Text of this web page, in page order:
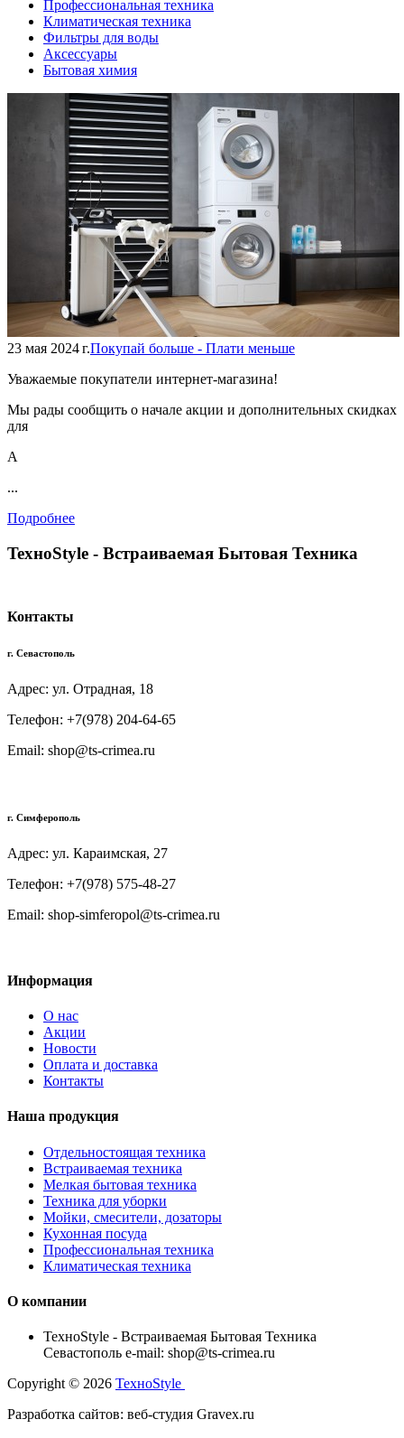
Профессиональная техника
Климатическая техника
Фильтры для воды
Аксессуары
Бытовая химия
23 мая 2024 г.Покупай больше - Плати меньше
Уважаемые покупатели интернет-магазина!
Мы рады сообщить о начале акции и дополнительных скидках
для
А
...
Подробнее
TexноStyle - Встраиваемая Бытовая Техника
Контакты
г. Севастополь
Адрес: ул. Отрадная, 18
Телефон: +7(978) 204-64-65
Email: shop@ts-crimea.ru
г. Симферополь
Адрес: ул. Караимская, 27
Телефон: +7(978) 575-48-27
Email: shop-simferopol@ts-crimea.ru
Информация
О нас
Акции
Новости
Оплата и доставка
Контакты
Наша продукция
Отдельностоящая техника
Встраиваемая техника
Мелкая бытовая техника
Техника для уборки
Мойки, смесители, дозаторы
Кухонная посуда
Профессиональная техника
Климатическая техника
О компании
TexноStyle - Встраиваемая Бытовая Техника
Севастополь e-mail: shop@ts-crimea.ru
Copyright © 2026 TexноStyle
Разработка сайтов: веб-студия Gravex.ru